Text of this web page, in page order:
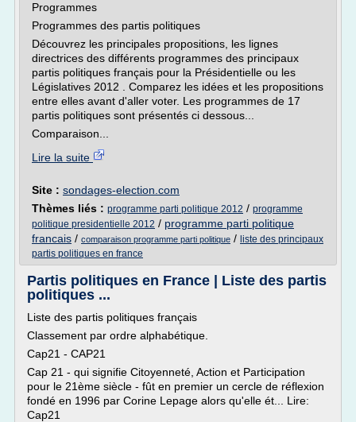
Programmes
Programmes des partis politiques
Découvrez les principales propositions, les lignes
directrices des différents programmes des principaux
partis politiques français pour la Présidentielle ou les
Législatives 2012 . Comparez les idées et les propositions
entre elles avant d'aller voter. Les programmes de 17
partis politiques sont présentés ci dessous...
Comparaison...
Lire la suite
Site : sondages-election.com
Thèmes liés : programme parti politique 2012 / programme
politique presidentielle 2012 / programme parti politique
francais / comparaison programme parti politique / liste des principaux
partis politiques en france
Partis politiques en France | Liste des partis
politiques ...
Liste des partis politiques français
Classement par ordre alphabétique.
Cap21 - CAP21
Cap 21 - qui signifie Citoyenneté, Action et Participation
pour le 21ème siècle - fût en premier un cercle de réflexion
fondé en 1996 par Corine Lepage alors qu'elle ét... Lire:
Cap21